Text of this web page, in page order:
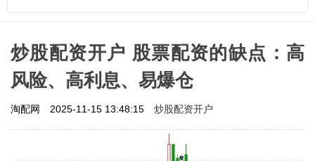
炒股配资开户 股票配资的缺点：高
风险、高利息、易爆仓
淘配网 2025-11-15 13:48:15 炒股配资开户